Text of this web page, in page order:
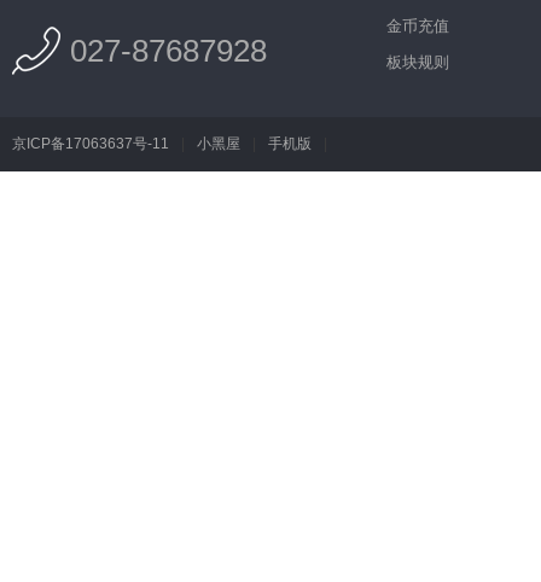
027-87687928
金币充值
板块规则
京ICP备17063637号-11 小黑屋 手机版